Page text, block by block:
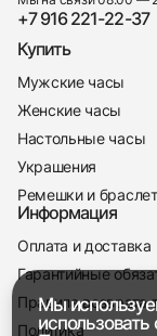
+7
Мы
+7 916 221-22-37
Купить
Мужские часы
Женские часы
Настольные часы
Украшения
Ремешки и
Информация
Оплата и доставка
Гарантийные
Правила возврата
Политика
Мы
использовать